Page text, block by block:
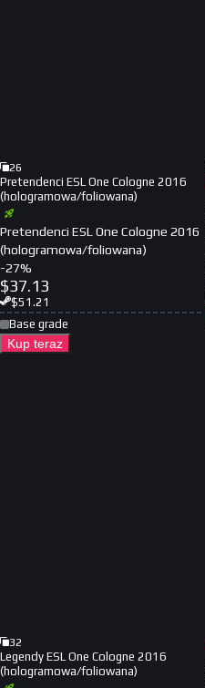
26
Pretendenci ESL One Cologne 2016
(hologramowa/foliowana)
Pretendenci ESL One Cologne 2016
(hologramowa/foliowana)
-27%
$37.13
$51.21
Base grade
Kup teraz
32
Legendy ESL One Cologne 2016
(hologramowa/foliowana)